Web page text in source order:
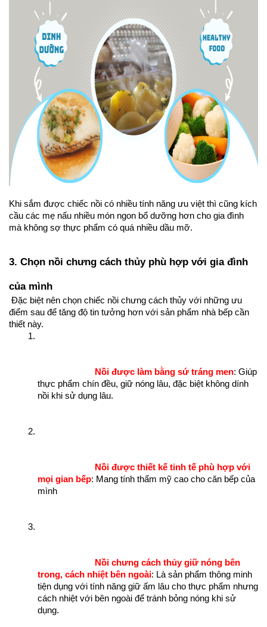
Khi sắm được chiếc nồi có nhiều tính năng ưu việt thì cũng kích
cầu các mẹ nấu nhiều món ngon bổ dưỡng hơn cho gia đình
mà không sợ thực phẩm có quá nhiều dầu mỡ.
3. Chọn nồi chưng cách thủy phù hợp với gia đình
của mình
Đặc biệt nên chọn chiếc nồi chưng cách thủy với những ưu
điểm sau để tăng độ tin tưởng hơn với sản phẩm nhà bếp cần
thiết này.
Nồi được làm bằng sứ tráng men: Giúp
thực phẩm chín đều, giữ nóng lâu, đặc biệt không dính
nồi khi sử dụng lâu.
Nồi được thiết kế tinh tế phù hợp với
mọi gian bếp: Mang tính thẩm mỹ cao cho căn bếp của
mình
Nồi chưng cách thủy giữ nóng bên
trong, cách nhiệt bên ngoài: Là sản phẩm thông minh
tiện dụng với tính năng giữ ấm lâu cho thực phẩm nhưng
cách nhiệt với bên ngoài để tránh bỏng nóng khi sử
dụng.